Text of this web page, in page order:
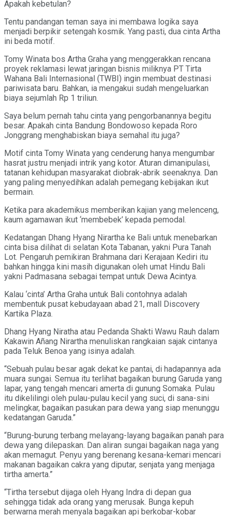
Apakah kebetulan?
Tentu pandangan teman saya ini membawa logika saya
menjadi berpikir setengah kosmik. Yang pasti, dua cinta Artha
ini beda motif.
Tomy Winata bos Artha Graha yang menggerakkan rencana
proyek reklamasi lewat jaringan bisnis miliknya PT Tirta
Wahana Bali Internasional (TWBI) ingin membuat destinasi
pariwisata baru. Bahkan, ia mengakui sudah mengeluarkan
biaya sejumlah Rp 1 triliun.
Saya belum pernah tahu cinta yang pengorbanannya begitu
besar. Apakah cinta Bandung Bondowoso kepada Roro
Jonggrang menghabiskan biaya semahal itu juga?
Motif cinta Tomy Winata yang cenderung hanya mengumbar
hasrat justru menjadi intrik yang kotor. Aturan dimanipulasi,
tatanan kehidupan masyarakat diobrak-abrik seenaknya. Dan
yang paling menyedihkan adalah pemegang kebijakan ikut
bermain.
Ketika para akademikus memberikan kajian yang melenceng,
kaum agamawan ikut ‘membebek’ kepada pemodal.
Kedatangan Dhang Hyang Nirartha ke Bali untuk menebarkan
cinta bisa dilihat di selatan Kota Tabanan, yakni Pura Tanah
Lot. Pengaruh pemikiran Brahmana dari Kerajaan Kediri itu
bahkan hingga kini masih digunakan oleh umat Hindu Bali
yakni Padmasana sebagai tempat untuk Dewa Acintya.
Kalau ‘cinta’ Artha Graha untuk Bali contohnya adalah
membentuk pusat kebudayaan abad 21, mall Discovery
Kartika Plaza.
Dhang Hyang Niratha atau Pedanda Shakti Wawu Rauh dalam
Kakawin Añang Nirartha menuliskan rangkaian sajak cintanya
pada Teluk Benoa yang isinya adalah.
“Sebuah pulau besar agak dekat ke pantai, di hadapannya ada
muara sungai. Semua itu terlihat bagaikan burung Garuda yang
lapar, yang tengah mencari amerta di gunung Somaka. Pulau
itu dikelilingi oleh pulau-pulau kecil yang suci, di sana-sini
melingkar, bagaikan pasukan para dewa yang siap menunggu
kedatangan Garuda.”
“Burung-burung terbang melayang-layang bagaikan panah para
dewa yang dilepaskan. Dan aliran sungai bagaikan naga yang
akan memagut. Penyu yang berenang kesana-kemari mencari
makanan bagaikan cakra yang diputar, senjata yang menjaga
tirtha amerta.”
“Tirtha tersebut dijaga oleh Hyang Indra di depan gua
sehingga tidak ada orang yang merusak. Bunga kepuh
berwarna merah menyala bagaikan api berkobar-kobar